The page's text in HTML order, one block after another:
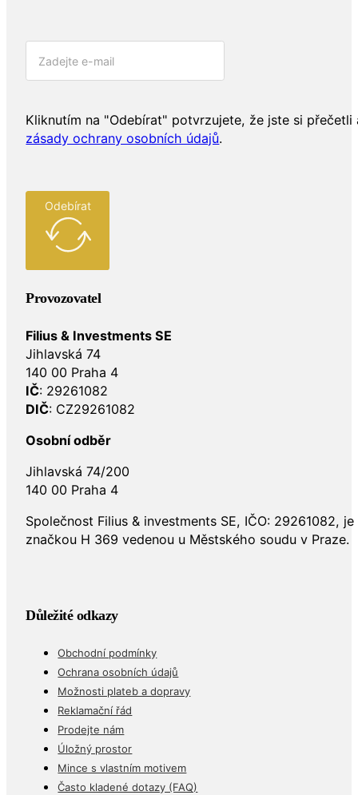
Kliknutím na "Odebírat" potvrzujete, že jste si přečetli
zásady ochrany osobních údajů.
Odebírat
Provozovatel
Filius & Investments SE
Jihlavská 74
140 00 Praha 4
IČ: 29261082
DIČ: CZ29261082
Osobní odběr
Jihlavská 74/200
140 00 Praha 4
Společnost Filius & investments SE, IČO: 29261082,
značkou H 369 vedenou u Městského soudu v Praze.
Důležité odkazy
Obchodní podmínky
Ochrana osobních údajů
Možnosti plateb a dopravy
Reklamační řád
Prodejte nám
Úložný prostor
Mince s vlastním motivem
Často kladené dotazy (FAQ)